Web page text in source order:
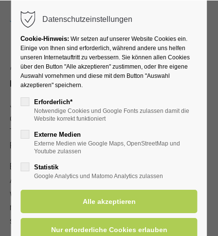
„Gesichter, Pfoten, Geschichten“
Neue Ausstellung in der Kurhalle im Kurpark
Juliane Schaffland aus Lippstadt stellt ihre Acryl-Bilder in
der Kurhalle im Kurpark von Bad Westernkotten aus. Der
Titel ihrer sehenswerten Ausstellung lautet: „Gesichter,
Pfoten, Geschichten“
Es handele sich um „Momentaufnahmen zwischen Nähe,
Alltag und Erinnerung“, berichtet die Künstlerin. Ihr sei es
wichtig, dass ihre Kunst die Menschen berühre. „Ich male
mit Herz“, so Juliane Schaffland, die 2019 die Malerei für
sich entdeckt hat.
Datenschutzeinstellungen
Cookie-Hinweis: Wir setzen auf unserer Website Cookies ein.
Einige von Ihnen sind erforderlich, während andere uns helfen
unseren Internetauftritt zu verbessern. Sie können allen Cookies
über den Button "Alle akzeptieren" zustimmen, oder Ihre eigene
Auswahl vornehmen und diese mit dem Button "Auswahl
akzeptieren" speichern.
Erforderlich*
Notwendige Cookies und Google Fonts zulassen damit die
Website korrekt funktioniert
Externe Medien
Externe Medien wie Google Maps, OpenStreetMap und
Youtube zulassen
Statistik
Google Analytics und Matomo Analytics zulassen